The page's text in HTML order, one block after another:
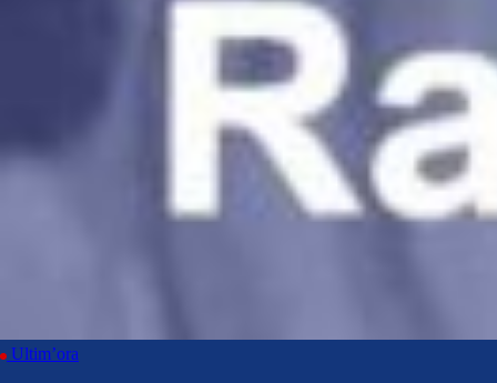
Ultim’ora